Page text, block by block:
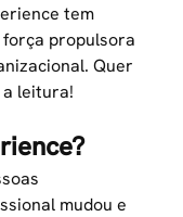
tem
força propulsora
Quer
leitura!
mudou e